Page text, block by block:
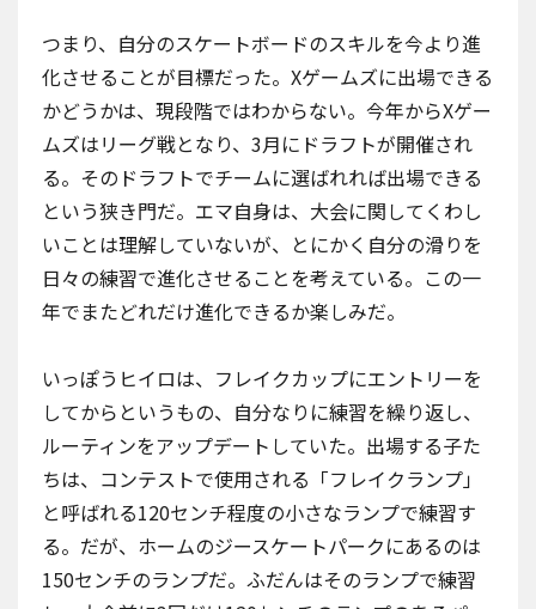
つまり、自分のスケートボードのスキルを今より進
化させることが目標だった。Xゲームズに出場できる
かどうかは、現段階ではわからない。今年からXゲー
ムズはリーグ戦となり、3月にドラフトが開催され
る。そのドラフトでチームに選ばれれば出場できる
という狭き門だ。エマ自身は、大会に関してくわし
いことは理解していないが、とにかく自分の滑りを
日々の練習で進化させることを考えている。この一
年でまたどれだけ進化できるか楽しみだ。
いっぽうヒイロは、 フレイクカップにエントリーを
してからというもの、自分なりに練習を繰り返し、
ルーティンをアップデートしていた。出場する子た
ちは、コンテストで使用される「フレイクランプ」
と呼ばれる120センチ程度の小さなランプで練習す
る。だが、ホームのジースケートパークにあるのは
150センチのランプだ。ふだんはそのランプで練習